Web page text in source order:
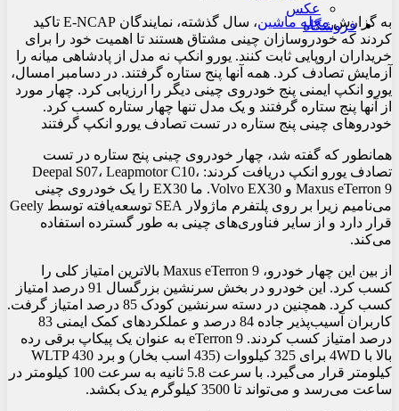
عکس
فروشگاهبه گزارشمجله ماشین
، سال گذشته، نمایندگان E-NCAP تاکید
کردند که خودروسازان چینی مشتاق هستند تا اهمیت خود را برای
خریداران اروپایی ثابت کنند. یورو انکپ نه مدل از پادشاهی میانه را
آزمایش تصادف کرد. همه آنها پنج ستاره گرفتند. در دسامبر امسال،
یورو انکپ ایمنی پنج خودروی چینی دیگر را ارزیابی کرد. چهار مورد
از آنها پنج ستاره گرفتند و یک مدل تنها چهار ستاره کسب کرد.
خودروهای چینی پنج ستاره در تست تصادف یورو انکپ گرفتند
همانطور که گفته شد، چهار خودروی چینی پنج ستاره در تست
تصادف یورو انکپ دریافت کردند: Deepal S07، Leapmotor C10،
Maxus eTerron 9 و Volvo EX30. ما EX30 را یک خودروی چینی
می‌نامیم زیرا بر روی پلتفرم ماژولار SEA توسعه‌یافته توسط Geely
قرار دارد و از سایر فناوری‌های چینی به طور گسترده استفاده
می‌کند.
از بین این چهار خودرو، Maxus eTerron 9 بالاترین امتیاز کلی را
کسب کرد. این خودرو در بخش سرنشین بزرگسال 91 درصد امتیاز
کسب کرد. همچنین در دسته سرنشین کودک 85 درصد امتیاز گرفت.
کاربران آسیب‌پذیر جاده 84 درصد و عملکردهای کمک ایمنی 83
درصد امتیاز کسب کردند. eTerron 9 به عنوان یک پیکاپ برقی رده
بالا با 4WD برای 325 کیلووات (435 اسب بخار) و برد WLTP 430
کیلومتر قرار می‌گیرد. با سرعت 5.8 ثانیه به سرعت 100 کیلومتر در
ساعت می‌رسد و می‌تواند تا 3500 کیلوگرم یدک بکشد.